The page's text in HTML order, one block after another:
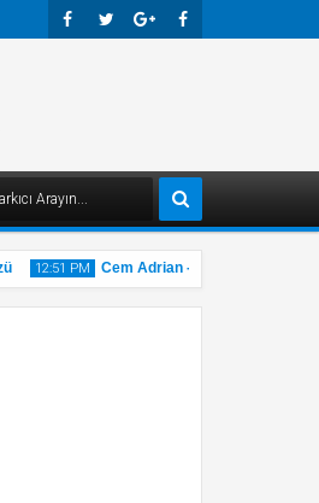
12:51 PM Cem Adrian - Gri Şarkı Sözü